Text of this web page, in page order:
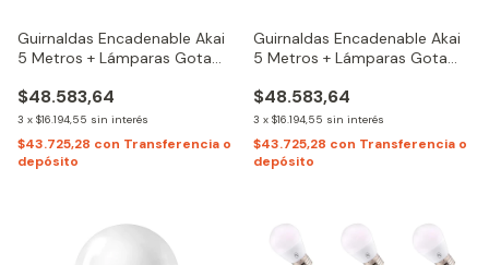
Guirnaldas Encadenable Akai
5 Metros + Lámparas Gota
$48.583,64
3 x $16.194,55 sin interés
$43.725,28 con Transferencia o
depósito
Guirnaldas Encadenable Akai
5 Metros + Lámparas Gota
$48.583,64
3 x $16.194,55 sin interés
$43.725,28 con Transferencia o
depósito